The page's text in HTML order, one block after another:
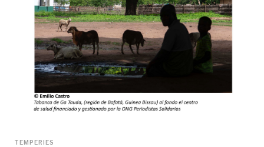
TEMPERIES